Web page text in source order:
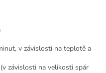
v závislosti na teplotě a
závislosti na velikosti spár